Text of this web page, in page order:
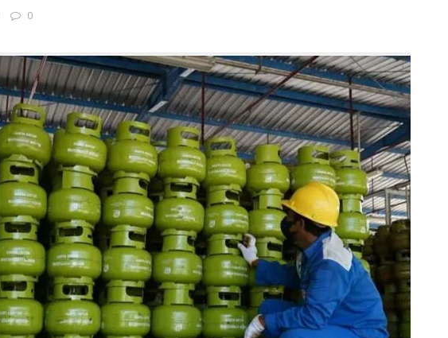
0